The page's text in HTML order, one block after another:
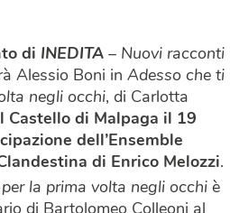
di INEDITA – Nuovi racconti
Alessio Boni in Adesso che ti
negli occhi, di Carlotta
Castello di Malpaga il 19
dell’Ensemble
di Enrico Melozzi.
la prima volta negli occhi è
di Bartolomeo Colleoni al